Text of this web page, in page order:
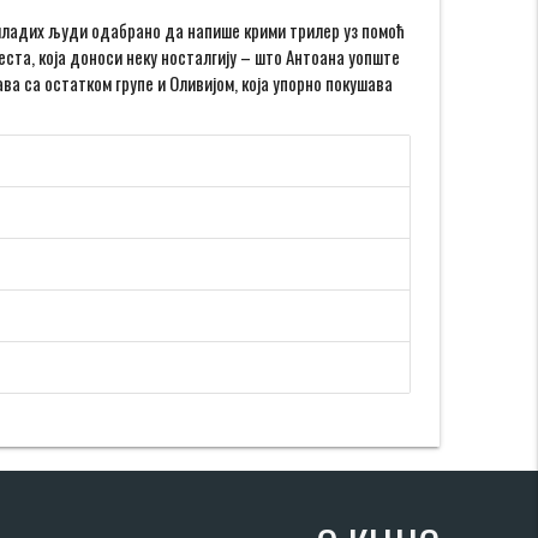
људи одабрано да напише крими трилер уз помоћ
која доноси неку носталгију – што Антоана уопште
са остатком групе и Оливијом, која упорно покушава